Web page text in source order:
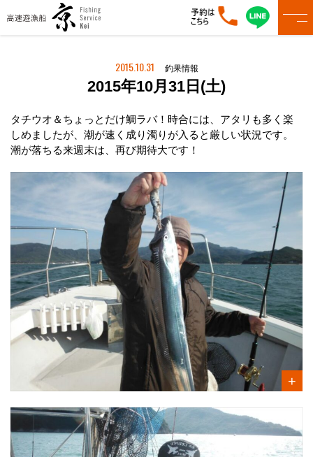
2015.10.31 釣果情報
2015年10月31日(土)
タチウオ＆ちょっとだけ鯛ラバ！時合には、アタリも多く楽
しめましたが、潮が速く成り濁りが入ると厳しい状況です。
潮が落ちる来週末は、再び期待大です！